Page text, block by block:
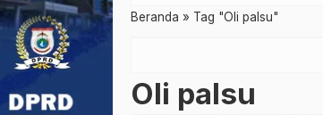
Beranda » Tag "Oli palsu"
Oli palsu